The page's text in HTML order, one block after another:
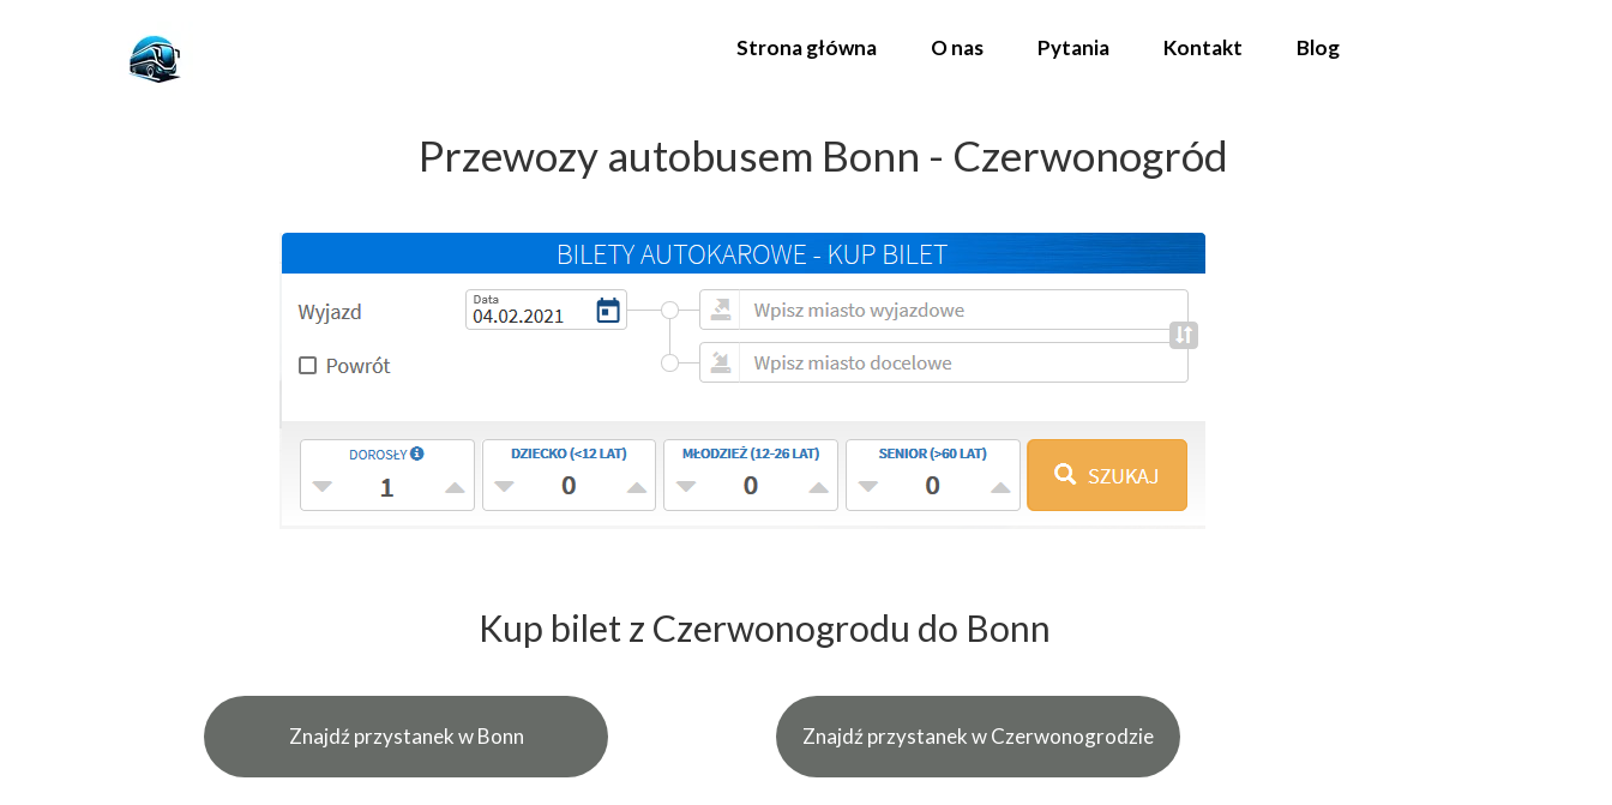
Znajdź przystanek w Bonn Znajdź przystanek w Czerwonogrodzie
Kup bilet z Czerwonogrodu do Bonn
Przewozy autobusem Bonn - Czerwonogród
Strona główna O nas Pytania Kontakt Blog